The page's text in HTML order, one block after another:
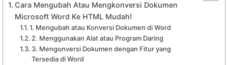
Cara Mengubah Atau Mengkonversi Dokumen
Microsoft Word Ke HTML Mudah!
1. Mengubah atau Konversi Dokumen di Word
2. Menggunakan Alat atau Program Daring
3. Mengonversi Dokumen dengan Fitur yang
Tersedia di Word